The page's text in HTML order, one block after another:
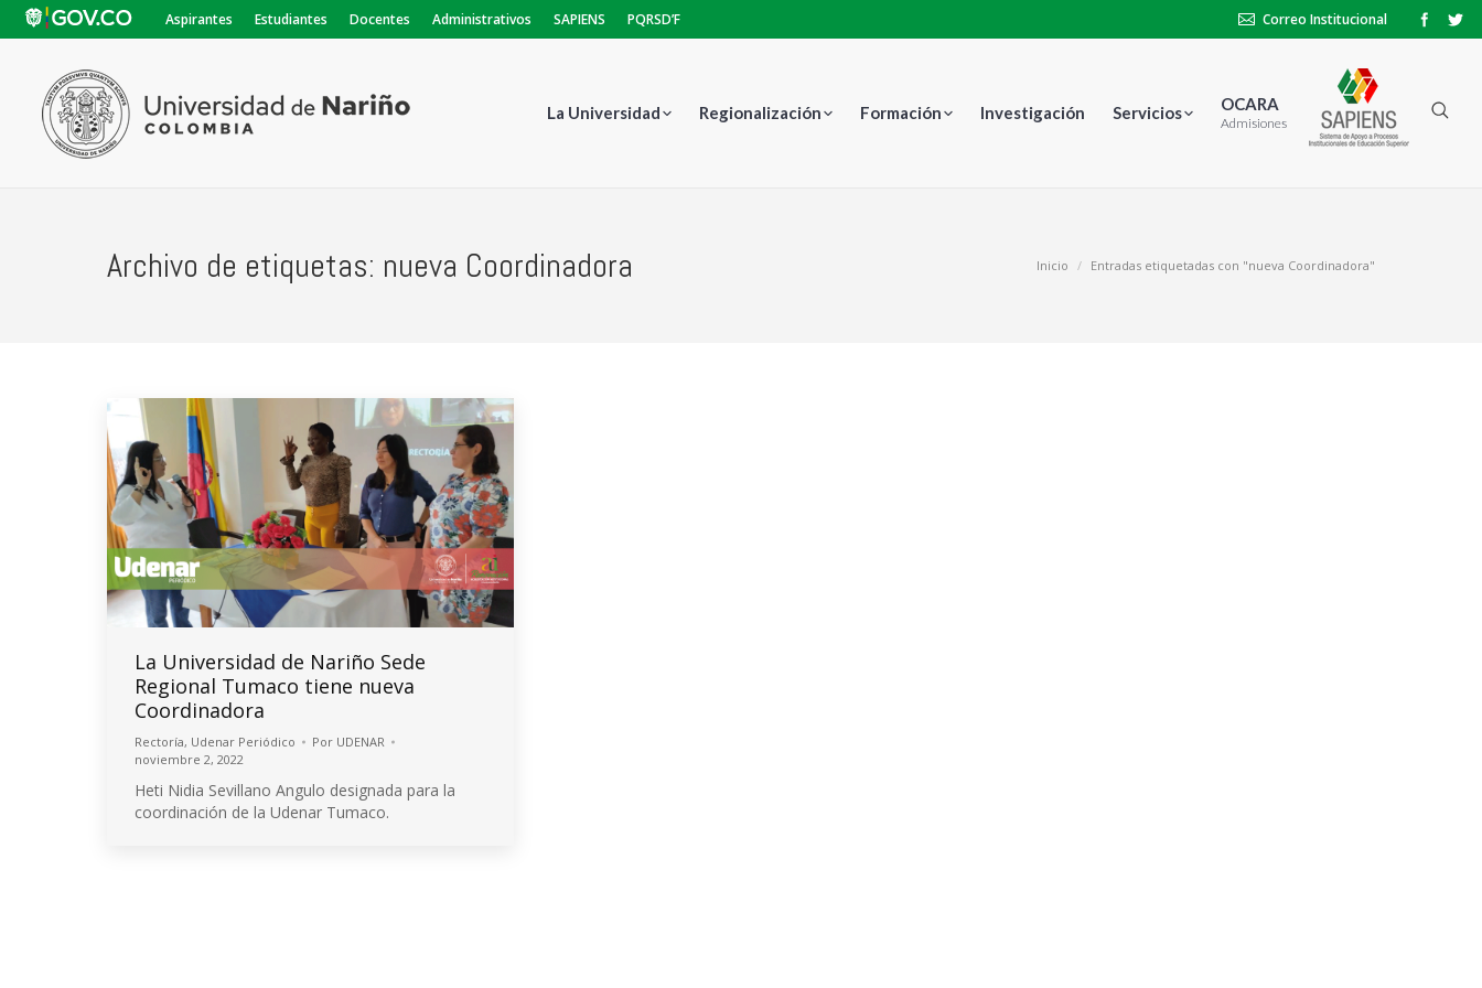
Aspirantes Estudiantes Docentes Administrativos SAPIENS PQRSD’F Correo Institucional
La Universidad Regionalización Formación Investigación Servicios OCARA
Admisiones
Archivo de etiquetas: nueva Coordinadora Inicio Entradas etiquetadas con "nueva Coordinadora"
La Universidad de Nariño Sede
Regional Tumaco tiene nueva
Coordinadora
Rectoría, Udenar Periódico Por UDENAR
noviembre 2, 2022
Heti Nidia Sevillano Angulo designada para la
coordinación de la Udenar Tumaco.